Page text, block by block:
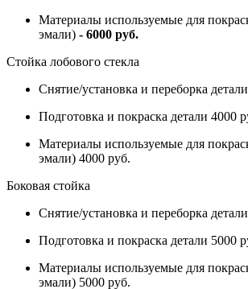
Материалы используемые для
эмали) - 6000 руб.
Стойка лобового стекла
Снятие/установка и переборка
Подготовка и покраска детали 4000
Материалы используемые для
эмали) 4000 руб.
Боковая стойка
Снятие/установка и переборка
Подготовка и покраска детали 5000
Материалы используемые для
эмали) 5000 руб.